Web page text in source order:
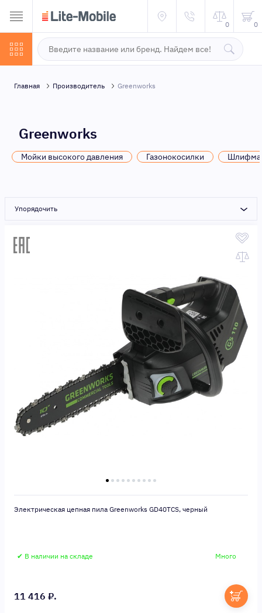
0 0
Главная Производитель Greenworks
Greenworks
Мойки высокого давления Газонокосилки
Упорядочить
Электрическая цепная пила Greenworks GD40TCS, черный
✔ В наличии на складе Много
11 416 ₽.